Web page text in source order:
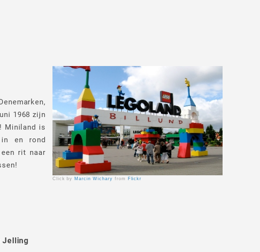
Click by Marcin Wichary from Flickr
1968 zijn
Miniland is
en rond
rit naar
Jelling